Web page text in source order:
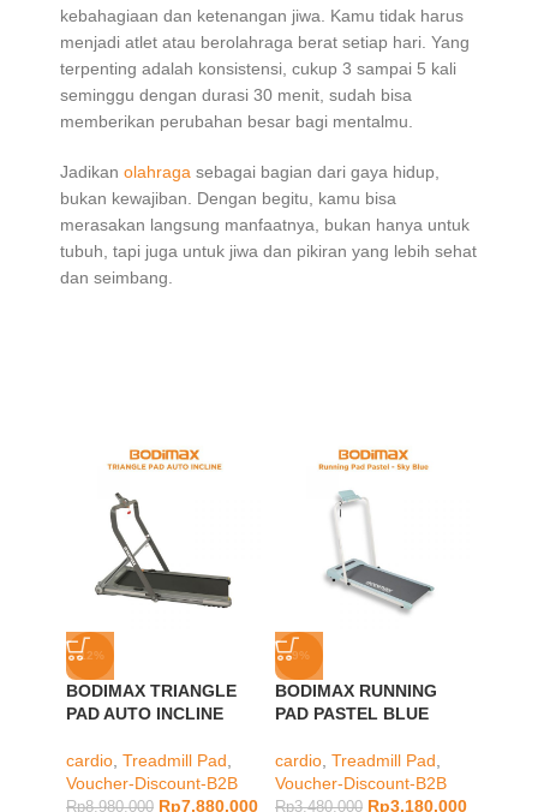
kebahagiaan dan ketenangan jiwa. Kamu tidak harus
menjadi atlet atau berolahraga berat setiap hari. Yang
terpenting adalah konsistensi, cukup 3 sampai 5 kali
seminggu dengan durasi 30 menit, sudah bisa
memberikan perubahan besar bagi mentalmu.
Jadikan olahraga sebagai bagian dari gaya hidup,
bukan kewajiban. Dengan begitu, kamu bisa
merasakan langsung manfaatnya, bukan hanya untuk
tubuh, tapi juga untuk jiwa dan pikiran yang lebih sehat
dan seimbang.
-12%
BODIMAX TRIANGLE
PAD AUTO INCLINE
cardio Treadmill Pad
Voucher-Discount-B2B
Rp8.980.000 Rp7.880.000
-9%
BODIMAX RUNNING
PAD PASTEL BLUE
cardio Treadmill Pad
Voucher-Discount-B2B
Rp3.480.000 Rp3.180.000